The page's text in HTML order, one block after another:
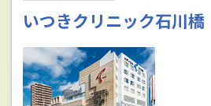
いつきクリニック石川橋